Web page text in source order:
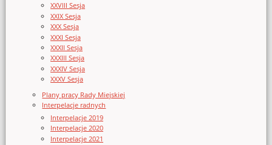
XXVIII Sesja
XXIX Sesja
XXX Sesja
XXXI Sesja
XXXII Sesja
XXXIII Sesja
XXXIV Sesja
XXXV Sesja
Plany pracy Rady Miejskiej
Interpelacje radnych
Interpelacje 2019
Interpelacje 2020
Interpelacje 2021